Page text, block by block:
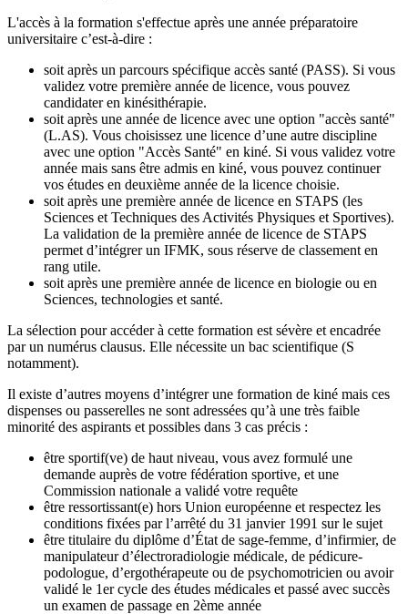
L'accès à la formation s'effectue après une année préparatoire
universitaire c’est-à-dire :
soit après un parcours spécifique accès santé (PASS). Si vous
validez votre première année de licence, vous pouvez
candidater en kinésithérapie.
soit après une année de licence avec une option "accès santé"
(L.AS). Vous choisissez une licence d’une autre discipline
avec une option "Accès Santé" en kiné. Si vous validez votre
année mais sans être admis en kiné, vous pouvez continuer
vos études en deuxième année de la licence choisie.
soit après une première année de licence en STAPS (les
Sciences et Techniques des Activités Physiques et Sportives).
La validation de la première année de licence de STAPS
permet d’intégrer un IFMK, sous réserve de classement en
rang utile.
soit après une première année de licence en biologie ou en
Sciences, technologies et santé.
La sélection pour accéder à cette formation est sévère et encadrée
par un numérus clausus. Elle nécessite un bac scientifique (S
notamment).
Il existe d’autres moyens d’intégrer une formation de kiné mais ces
dispenses ou passerelles ne sont adressées qu’à une très faible
minorité des aspirants et possibles dans 3 cas précis :
être sportif(ve) de haut niveau, vous avez formulé une
demande auprès de votre fédération sportive, et une
Commission nationale a validé votre requête
être ressortissant(e) hors Union européenne et respectez les
conditions fixées par l’arrêté du 31 janvier 1991 sur le sujet
être titulaire du diplôme d’État de sage-femme, d’infirmier, de
manipulateur d’électroradiologie médicale, de pédicure-
podologue, d’ergothérapeute ou de psychomotricien ou avoir
validé le 1er cycle des études médicales et passé avec succès
un examen de passage en 2ème année